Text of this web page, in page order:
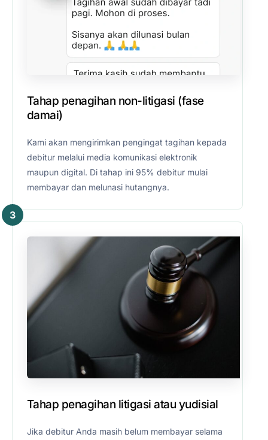
Tahap penagihan non-litigasi (fase
damai)
Kami akan mengirimkan pengingat tagihan kepada
debitur melalui media komunikasi elektronik
maupun digital. Di tahap ini 95% debitur mulai
membayar dan melunasi hutangnya.
3
Tahap penagihan litigasi atau yudisial
Jika debitur Anda masih belum membayar selama